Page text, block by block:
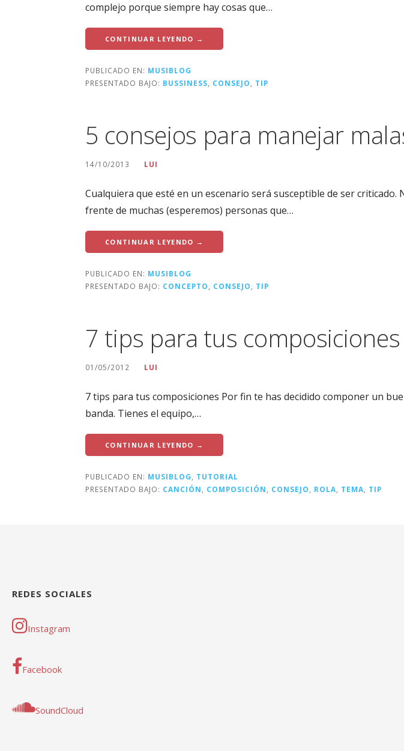
complejo porque siempre hay cosas que…
CONTINUAR LEYENDO →
PUBLICADO EN: MUSIBLOG
PRESENTADO BAJO: BUSSINESS CONSEJO TIP
5 consejos para manejar
14/10/2013 LUI
Cualquiera que esté en un escenario será susceptible de ser criticado.
frente de muchas (esperemos) personas que…
CONTINUAR LEYENDO →
PUBLICADO EN: MUSIBLOG
PRESENTADO BAJO: CONCEPTO CONSEJO TIP
7 tips para tus composiciones
01/05/2012 LUI
7 tips para tus composiciones Por fin te has decidido componer un
banda. Tienes el equipo,…
CONTINUAR LEYENDO →
PUBLICADO EN: MUSIBLOG
TUTORIAL
PRESENTADO BAJO: CANCIÓN COMPOSICIÓN CONSEJO ROLA TEMA TIP
REDES SOCIALES
Instagram
Facebook
SoundCloud